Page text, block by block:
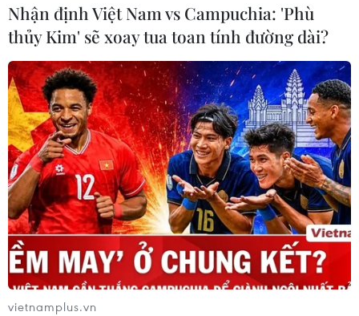
Nhận định Việt Nam vs Campuchia: 'Phù
thủy Kim' sẽ xoay tua toan tính đường dài?
vietnamplus.vn